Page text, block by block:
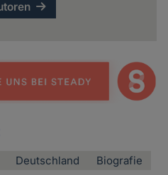
Deutschland
Biografie